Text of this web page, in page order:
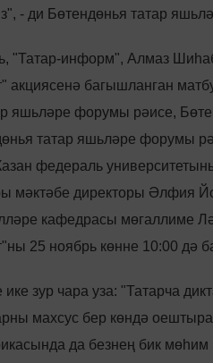
- ди Бөтендөнья татар
"Татар-информ", Алмаз
акциясенә багышланган
яшьләре форумы рәисе,
татар яшьләре форумы
федераль
мәктәбе директоры Әлфия
кафедрасы мөгаллиме
25 ноябрь көнне 10:00 дә
ике зур чара уза: "Татарча
махсус бер көндә
да безнең бик мөһим